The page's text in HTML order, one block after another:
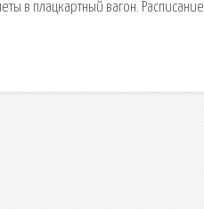
в плацкартный вагон. Расписание